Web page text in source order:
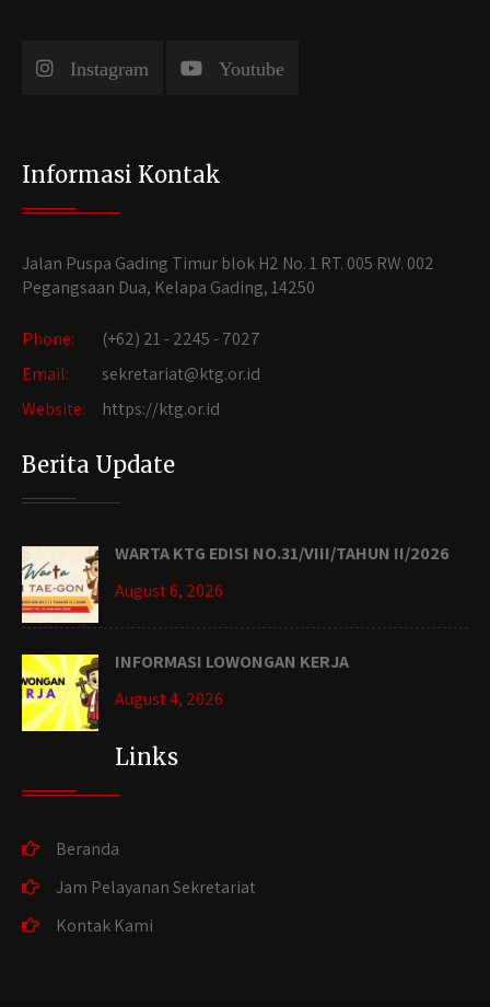
Instagram Youtube
Informasi Kontak
Jalan Puspa Gading Timur blok H2 No. 1 RT. 005 RW. 002
Pegangsaan Dua, Kelapa Gading, 14250
Phone:
(+62) 21 - 2245 - 7027
Email:
sekretariat@ktg.or.id
Website:
https://ktg.or.id
Berita Update
WARTA KTG EDISI NO.31/VIII/TAHUN II/2026
August 6, 2026
INFORMASI LOWONGAN KERJA
August 4, 2026
Links
Beranda
Jam Pelayanan Sekretariat
Kontak Kami